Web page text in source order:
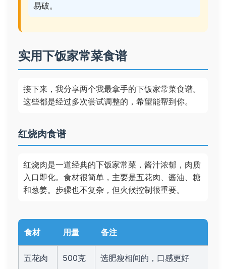
易破。
实用下饭家常菜食谱
接下来，我分享两个我最拿手的下饭家常菜食谱。
这些都是经过多次尝试调整的，希望能帮到你。
红烧肉食谱
红烧肉是一道经典的下饭家常菜，酱汁浓郁，肉质
入口即化。食材很简单，主要是五花肉、酱油、糖
和葱姜。步骤也不复杂，但火候控制很重要。
食材 用量 备注
五花肉 500克 选肥瘦相间的，口感更好